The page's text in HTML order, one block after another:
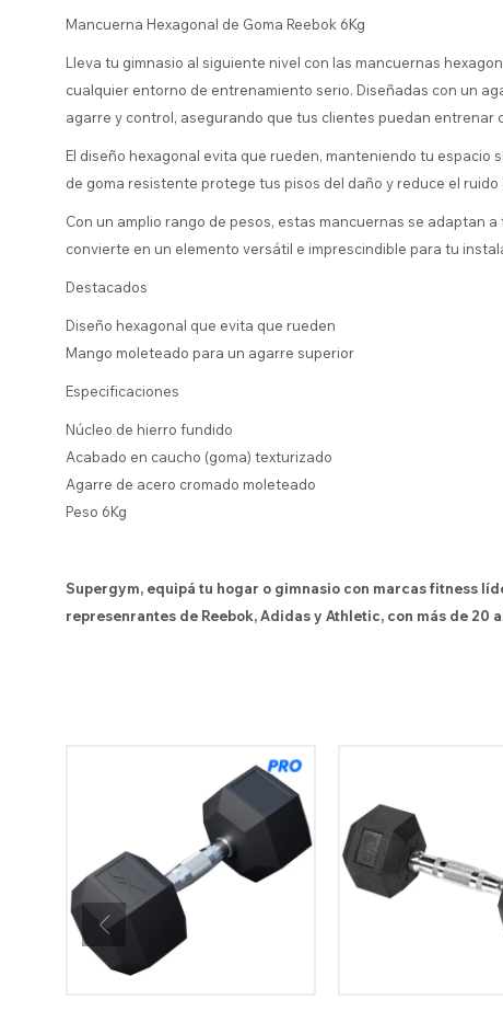
Mancuerna Hexagonal de Goma Reebok 6Kg
Lleva tu gimnasio al siguiente nivel con las mancuernas
cualquier entorno de entrenamiento serio. Diseñadas con un
agarre y control, asegurando que tus clientes puedan entrenar
El diseño hexagonal evita que rueden, manteniendo tu espacio
de goma resistente protege tus pisos del daño y reduce el ruido
Con un amplio rango de pesos, estas mancuernas se adaptan
convierte en un elemento versátil e imprescindible para tu
Destacados
Diseño hexagonal que evita que rueden
Mango moleteado para un agarre superior
Especificaciones
Núcleo de hierro fundido
Acabado en caucho (goma) texturizado
Agarre de acero cromado moleteado
Peso 6Kg
Supergym, equipá tu hogar o gimnasio con marcas fitness
represenrantes de Reebok, Adidas y Athletic, con más de 20